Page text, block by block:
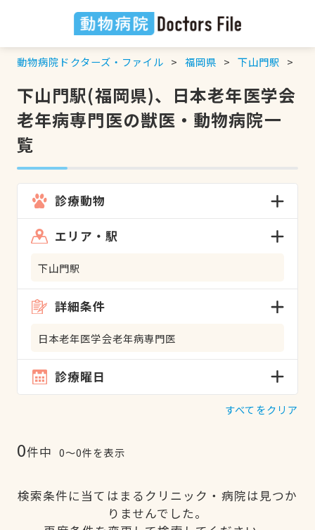
動物病院ドクターズ・ファイル 福岡県 下山門駅
下山門駅(福岡県)、日本老年医学会
老年病専門医の獣医・動物病院一
覧
診療動物
エリア・駅
下山門駅
詳細条件
日本老年医学会老年病専門医
診療曜日
すべてをクリア
0件中 0〜0件を表示
検索条件に当てはまるクリニック・病院は見つか
りませんでした。